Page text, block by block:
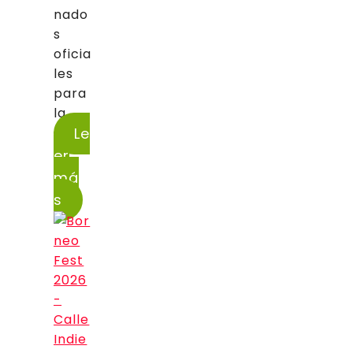
nado
s
oficia
les
para
la...
Le
er
má
s